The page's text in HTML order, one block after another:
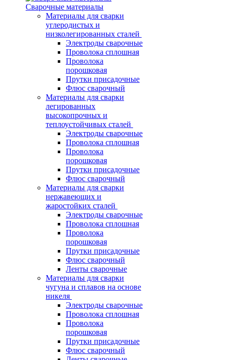
Сварочные материалы
Материалы для сварки
углеродистых и
низколегированных сталей
Электроды сварочные
Проволока сплошная
Проволока
порошковая
Прутки присадочные
Флюс сварочный
Материалы для сварки
легированных
высокопрочных и
теплоустойчивых сталей
Электроды сварочные
Проволока сплошная
Проволока
порошковая
Прутки присадочные
Флюс сварочный
Материалы для сварки
нержавеющих и
жаростойких сталей
Электроды сварочные
Проволока сплошная
Проволока
порошковая
Прутки присадочные
Флюс сварочный
Ленты сварочные
Материалы для сварки
чугуна и сплавов на основе
никеля
Электроды сварочные
Проволока сплошная
Проволока
порошковая
Прутки присадочные
Флюс сварочный